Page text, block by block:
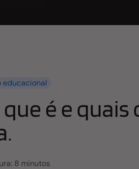
educacional
que é e
8 minutos